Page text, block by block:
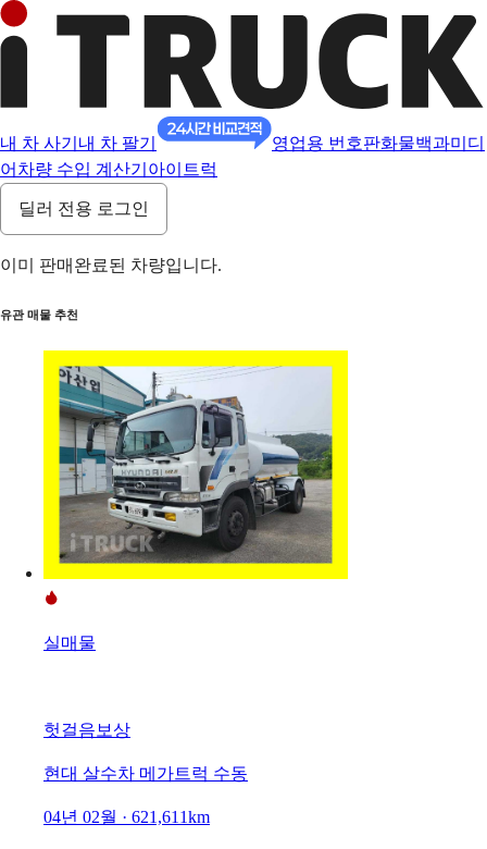
내 차 사기 내 차 팔기 영업용 번호판화물백과미디
어 차량 수입 계산기 아이트럭
딜러 전용 로그인
이미 판매완료된 차량입니다.
유관 매물 추천
실매물
헛걸음보상
현대 살수차 메가트럭 수동
04년 02월 · 621,611km